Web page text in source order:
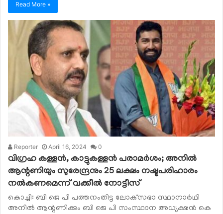
Read More »
Reporter April 16, 2024 0
വിഗ്രഹ കള്ളന്‍, കാട്ടുകള്ളന്‍ പരാമര്‍ശം; അനില്‍
ആന്റണിയും സുരേന്ദ്രനും 25 ലക്ഷം നഷ്ടപരിഹാരം
നല്‍കണമെന്ന് വക്കീല്‍ നോട്ടീസ്
കൊച്ചി: ബി ജെ പി പത്തനംതിട്ട ലോക്‌സഭാ സ്ഥാനാര്‍ഥി
അനില്‍ ആന്റണിക്കും ബി ജെ പി സംസ്ഥാന അധ്യക്ഷന്‍ കെ